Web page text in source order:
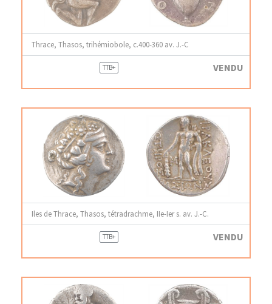
Thrace, Thasos, trihémiobole, c.400-360 av. J.-C
TTB+ VENDU
Iles de Thrace, Thasos, tétradrachme, IIe-Ier s. av. J.-C.
TTB+ VENDU